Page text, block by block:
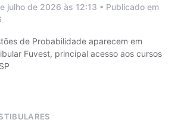
julho de 2026 às 12:13 • Publicado em
de Probabilidade aparecem em
Fuvest, principal acesso aos cursos